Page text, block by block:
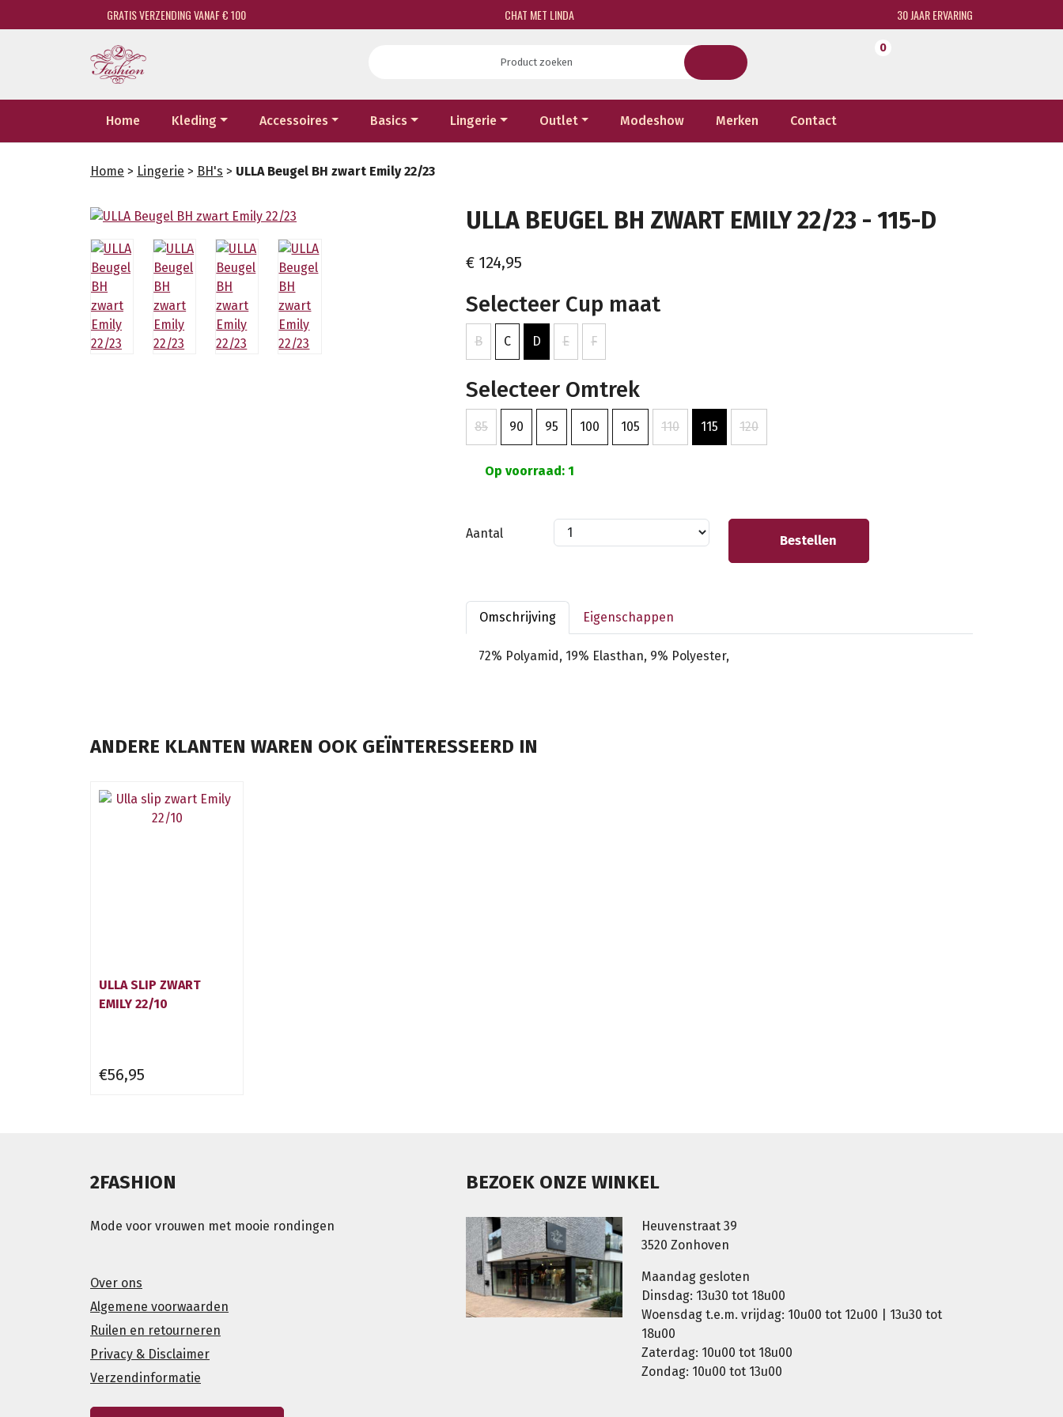
GRATIS VERZENDING VANAF € 100 CHAT MET LINDA 30 JAAR ERVARING
0
Home Kleding Accessoires Basics Lingerie Outlet Modeshow Merken Contact
Home > Lingerie > BH's > ULLA Beugel BH zwart Emily 22/23
ULLA BEUGEL BH ZWART EMILY 22/23 - 115-D
€ 124,95
Selecteer Cup maat
B C D E F
Selecteer Omtrek
85 90 95 100 105 110 115 120
Op voorraad: 1
Aantal Bestellen
Omschrijving Eigenschappen
72% Polyamid, 19% Elasthan, 9% Polyester,
ANDERE KLANTEN WAREN OOK GEÏNTERESSEERD IN
ULLA SLIP ZWART
EMILY 22/10
€56,95
2FASHION
Mode voor vrouwen met mooie rondingen
Over ons
Algemene voorwaarden
Ruilen en retourneren
Privacy & Disclaimer
Verzendinformatie
BEZOEK ONZE WINKEL
Heuvenstraat 39
3520 Zonhoven
Maandag gesloten
Dinsdag: 13u30 tot 18u00
Woensdag t.e.m. vrijdag: 10u00 tot 12u00 | 13u30 tot
18u00
Zaterdag: 10u00 tot 18u00
Zondag: 10u00 tot 13u00